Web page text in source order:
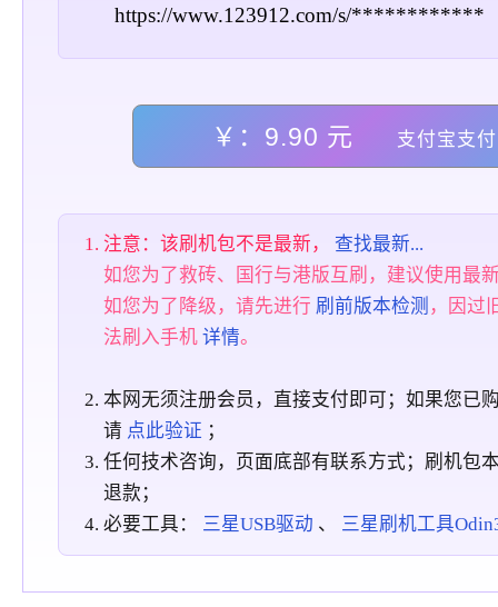
https://www.123912.com/s/************
￥：9.90 元 支付宝支付
注意：该刷机包不是最新， 查找最新...
如您为了救砖、国行与港版互刷，建议使用最
如您为了降级，请先进行 刷前版本检测 ，因过
法刷入手机详情。
本网无须注册会员，直接支付即可；如果您已
请 点此验证 ；
任何技术咨询，页面底部有联系方式；刷机包
退款；
必要工具： 三星USB驱动 、 三星刷机工具